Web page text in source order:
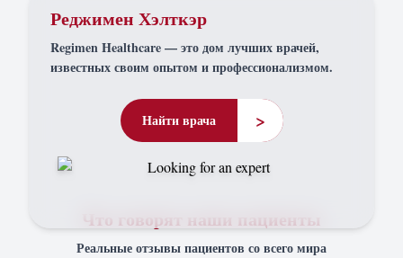
Реджимен Хэлткэр
Regimen Healthcare — это дом лучших врачей,
известных своим опытом и профессионализмом.
Найти врача >
Что говорят наши пациенты
Реальные отзывы пациентов со всего мира